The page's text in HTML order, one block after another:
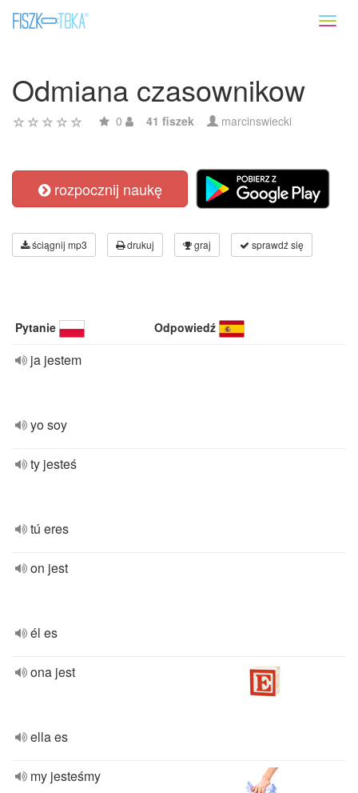
Odmiana czasownikow
0 41 fiszek marcinswiecki
rozpocznij naukę
ściągnij mp3 drukuj graj sprawdź się
Pytanie Odpowiedź
ja jestem
yo soy
ty jesteś
tú eres
on jest
él es
ona jest
ella es
my jesteśmy